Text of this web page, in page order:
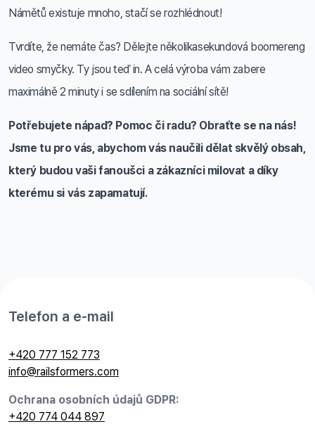
Námětů existuje mnoho, stačí se rozhlédnout!
Tvrdíte, že nemáte čas? Dělejte několikasekundová boomereng
video smyčky. Ty jsou teď in. A celá výroba vám zabere
maximálně 2 minuty i se sdílením na sociální sítě!
Potřebujete nápad? Pomoc či radu? Obraťte se na nás!
Jsme tu pro vás, abychom vás naučili dělat skvělý obsah,
který budou vaši fanoušci a zákazníci milovat a díky
kterému si vás zapamatují.
Telefon a e-mail
+420 777 152 773
info@railsformers.com
Ochrana osobních údajů GDPR:
+420 774 044 897